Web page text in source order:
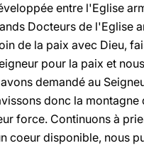
entre l'Eglise
Docteurs de l'Eglise
de la paix avec Dieu,
pour la paix et
demandé au
donc la
force. Continuons à
coeur disponible, nous